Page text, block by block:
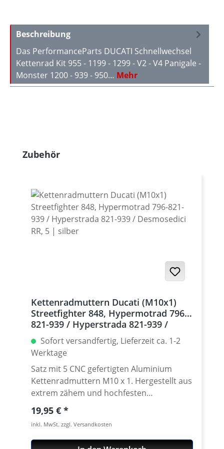
Beschreibung
Das PerformanceParts DUCATI Schnellwechsel
Kettenrad Kit 955 - 1199 - 1299 - V2 - V4 Panigale -
Monster 1200 - 939 - 950… Mehr
Produktgalerie überspringen
Zubehör
Kettenradmuttern Ducati (M10x1)
Streetfighter 848, Hypermotrad 796-
821-939 / Hyperstrada 821-939 /
Desmosedici RR, 5 | silber
Sofort versandfertig, Lieferzeit ca. 1-2
Werktage
Satz mit 5 CNC gefertigten Aluminium
Kettenradmuttern M10 x 1. Hergestellt aus
extrem zähem und hochfesten
Kontruktionsaluminium 7075 T6. In
verschíedenen Farben lieferbar Gefertigt
auch modernen CNC Maschinen - Made in
Germany. · Material : 7075-T6 · Gewinde :
Regulärer Preis:
19,95 €
inkl. MwSt. zzgl. Versandkosten